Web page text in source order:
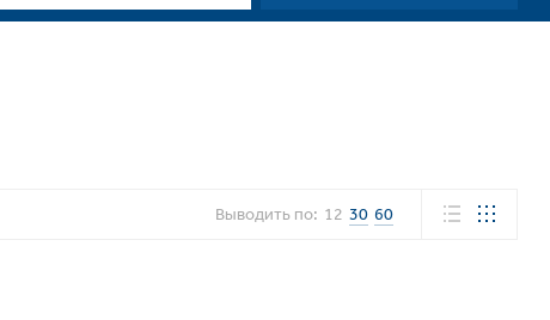
Выводить по: 12 30 60